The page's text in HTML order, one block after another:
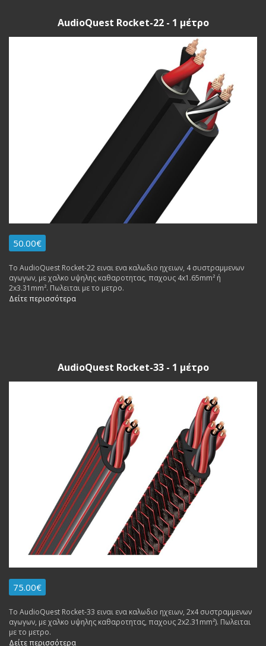
AudioQuest Rocket-22 - 1 μέτρο
50.00€
To AudioQuest Rocket-22 ειναι ενα καλωδιο ηχειων, 4 συστραμμενων
αγωγων, με χαλκο υψηλης καθαροτητας, παχους 4x1.65mm² ή
2x3.31mm². Πωλειται με το μετρο.
Δείτε περισσότερα
AudioQuest Rocket-33 - 1 μέτρο
75.00€
To AudioQuest Rocket-33 ειναι ενα καλωδιο ηχειων, 2x4 συστραμμενων
αγωγων, με χαλκο υψηλης καθαροτητας, παχους 2x2.31mm²). Πωλειται
με το μετρο.
Δείτε περισσότερα